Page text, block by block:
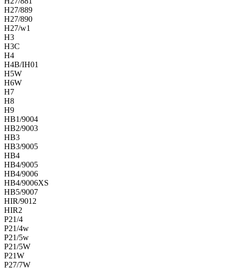
H27/889
H27/890
H27/w1
H3
H3C
H4
H4B/IH01
H5W
H6W
H7
H8
H9
HB1/9004
HB2/9003
HB3
HB3/9005
HB4
HB4/9005
HB4/9006
HB4/9006XS
HB5/9007
HIR/9012
HIR2
P21/4
P21/4w
P21/5w
P21/5W
P21W
P27/7W